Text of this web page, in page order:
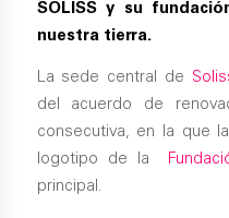
SOLISS y su
nuestra tierra.
La sede central de
del acuerdo de
consecutiva, en la que
logotipo de la
principal.